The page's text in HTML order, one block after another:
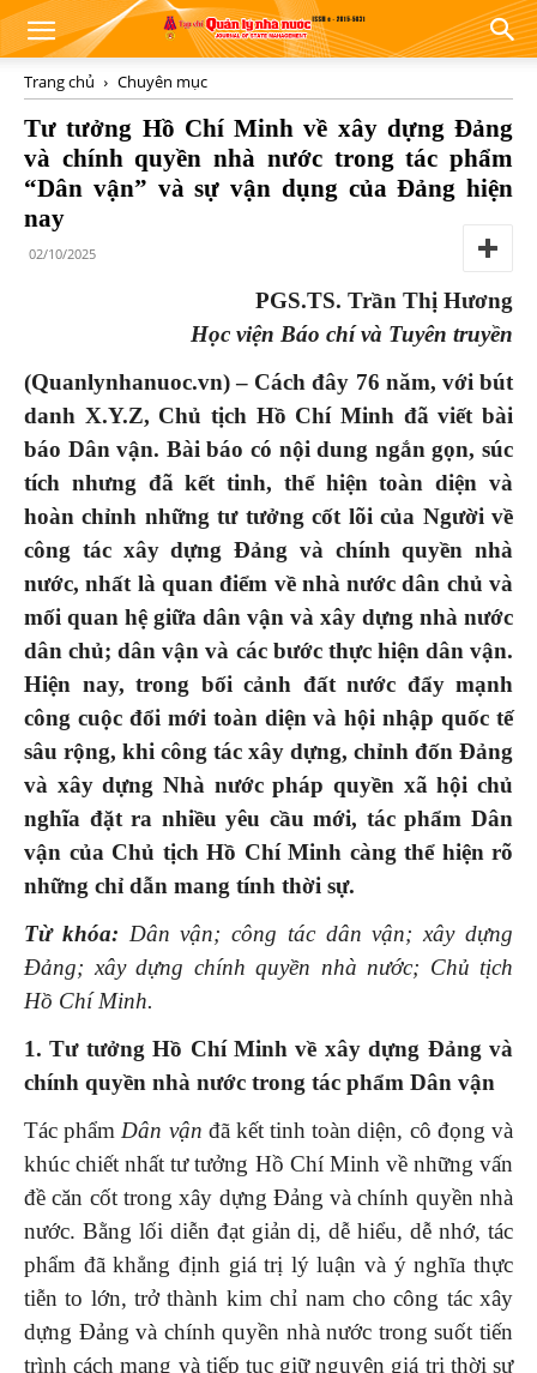
Trang chủ Chuyên mục
Tư tưởng Hồ Chí Minh về xây dựng Đảng
và chính quyền nhà nước trong tác phẩm
“Dân vận” và sự vận dụng của Đảng hiện
nay
02/10/2025
PGS.TS. Trần Thị Hương
Học viện Báo chí và Tuyên truyền
(Quanlynhanuoc.vn) – Cách đây 76 năm, với bút
danh X.Y.Z, Chủ tịch Hồ Chí Minh đã viết bài
báo Dân vận. Bài báo có nội dung ngắn gọn, súc
tích nhưng đã kết tinh, thể hiện toàn diện và
hoàn chỉnh những tư tưởng cốt lõi của Người về
công tác xây dựng Đảng và chính quyền nhà
nước, nhất là quan điểm về nhà nước dân chủ và
mối quan hệ giữa dân vận và xây dựng nhà nước
dân chủ; dân vận và các bước thực hiện dân vận.
Hiện nay, trong bối cảnh đất nước đẩy mạnh
công cuộc đổi mới toàn diện và hội nhập quốc tế
sâu rộng, khi công tác xây dựng, chỉnh đốn Đảng
và xây dựng Nhà nước pháp quyền xã hội chủ
nghĩa đặt ra nhiều yêu cầu mới, tác phẩm Dân
vận của Chủ tịch Hồ Chí Minh càng thể hiện rõ
những chỉ dẫn mang tính thời sự.
Từ khóa: Dân vận; công tác dân vận; xây dựng
Đảng; xây dựng chính quyền nhà nước; Chủ tịch
Hồ Chí Minh.
1. Tư tưởng Hồ Chí Minh về xây dựng Đảng và
chính quyền nhà nước trong tác phẩm Dân vận
Tác phẩm Dân vận đã kết tinh toàn diện, cô đọng và
khúc chiết nhất tư tưởng Hồ Chí Minh về những vấn
đề căn cốt trong xây dựng Đảng và chính quyền nhà
nước. Bằng lối diễn đạt giản dị, dễ hiểu, dễ nhớ, tác
phẩm đã khẳng định giá trị lý luận và ý nghĩa thực
tiễn to lớn, trở thành kim chỉ nam cho công tác xây
dựng Đảng và chính quyền nhà nước trong suốt tiến
trình cách mạng và tiếp tục giữ nguyên giá trị thời sự